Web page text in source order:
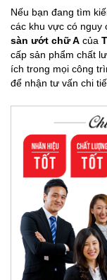
Nếu bạn đang tìm
các khu vực có
sàn ướt chữ A của
cấp sản phẩm chất
ích trong mọi công
để nhận tư vấn chi